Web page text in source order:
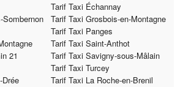
Tarif Taxi Échannay
Sombernon
Tarif Taxi Grosbois-en-Montagne
Tarif Taxi Panges
Tarif Taxi Saint-Anthot
21
Tarif Taxi Savigny-sous-Mâlain
Tarif Taxi Turcey
Tarif Taxi La Roche-en-Brenil